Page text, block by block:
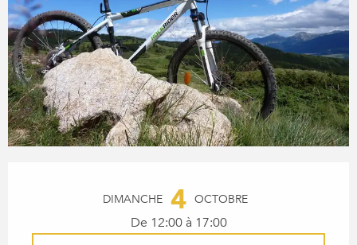
DIMANCHE 4 OCTOBRE
De 12:00 à 17:00